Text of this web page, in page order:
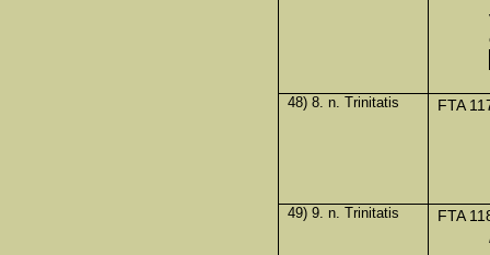
48) 8. n. Trinitatis
FTA
49) 9. n. Trinitatis
FTA